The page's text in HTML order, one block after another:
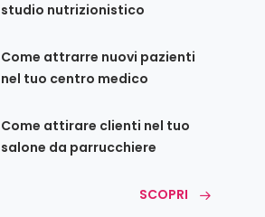
studio nutrizionistico
Come attrarre nuovi pazienti
nel tuo centro medico
Come attirare clienti nel tuo
salone da parrucchiere
SCOPRI